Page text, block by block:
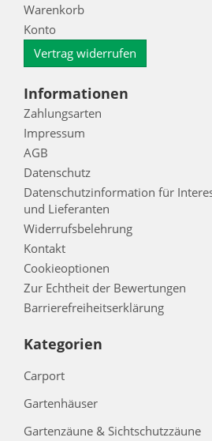
Warenkorb
Konto
Vertrag widerrufen
Informationen
Zahlungsarten
Impressum
AGB
Datenschutz
Datenschutzinformation für
und Lieferanten
Widerrufsbelehrung
Kontakt
Cookieoptionen
Zur Echtheit der Bewertungen
Barrierefreiheitserklärung
Kategorien
Carport
Gartenhäuser
Gartenzäune & Sichtschutzzäune